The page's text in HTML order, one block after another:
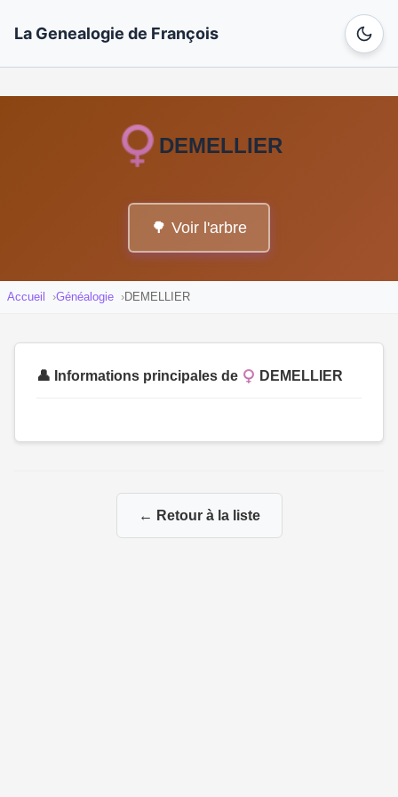
La Genealogie de François
DEMELLIER
🌳 Voir l'arbre
Accueil Généalogie DEMELLIER
👤 Informations principales de DEMELLIER
← Retour à la liste